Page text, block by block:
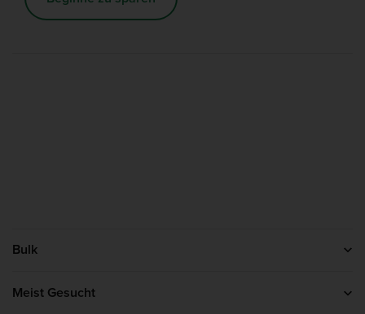
Bulk
Über uns
Meist Gesucht